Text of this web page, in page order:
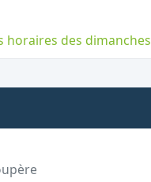
horaires des dimanches